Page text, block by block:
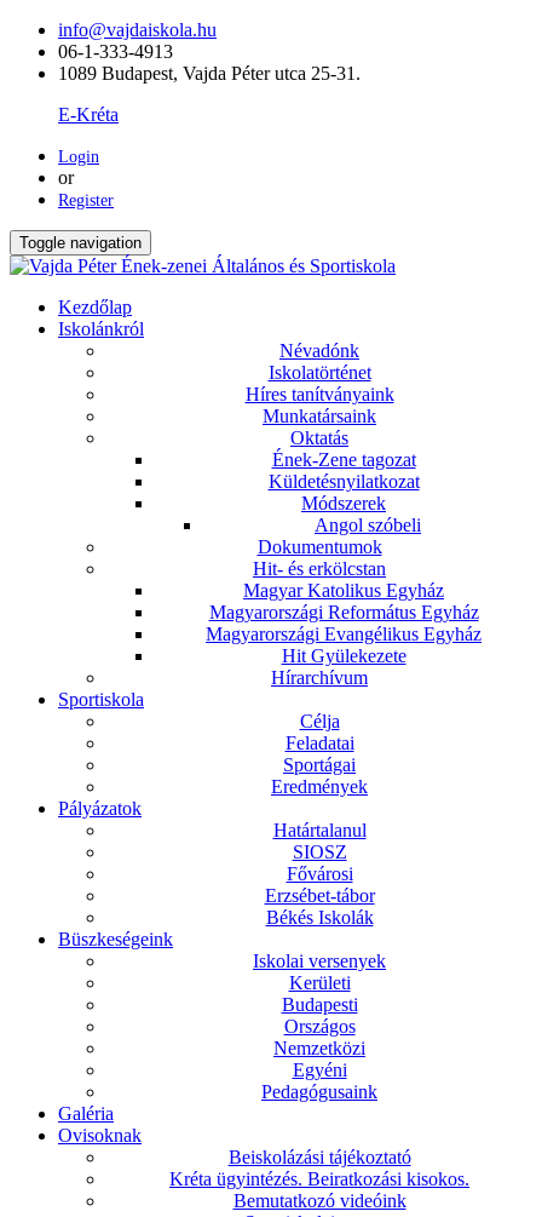
info@vajdaiskola.hu
06-1-333-4913
1089 Budapest, Vajda Péter utca 25-31.
E-Kréta
Login
or
Register
Toggle navigation
Kezdőlap
Iskolánkról
Névadónk
Iskolatörténet
Híres tanítványaink
Munkatársaink
Oktatás
Ének-Zene tagozat
Küldetésnyilatkozat
Módszerek
Angol szóbeli
Dokumentumok
Hit- és erkölcstan
Magyar Katolikus Egyház
Magyarországi Református Egyház
Magyarországi Evangélikus Egyház
Hit Gyülekezete
Hírarchívum
Sportiskola
Célja
Feladatai
Sportágai
Eredmények
Pályázatok
Határtalanul
SIOSZ
Fővárosi
Erzsébet-tábor
Békés Iskolák
Büszkeségeink
Iskolai versenyek
Kerületi
Budapesti
Országos
Nemzetközi
Egyéni
Pedagógusaink
Galéria
Ovisoknak
Beiskolázási tájékoztató
Kréta ügyintézés. Beiratkozási kisokos.
Bemutatkozó videóink